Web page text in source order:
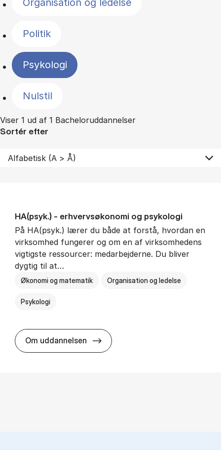
Organisation og ledelse
Politik
Psykologi
Nulstil
Viser 1 ud af 1 Bacheloruddannelser
Sortér efter
HA(psyk.) - erhvervs­økonomi og psy­ko­lo­gi
På HA(psyk.) lærer du både at forstå, hvordan en
virksomhed fungerer og om en af virksomhedens
vigtigste ressourcer: medarbejderne. Du bliver
dygtig til at…
Økonomi og matematik Organisation og ledelse
Psykologi
Om uddannelsen HA(psyk.) - erhvervs­økonomi og